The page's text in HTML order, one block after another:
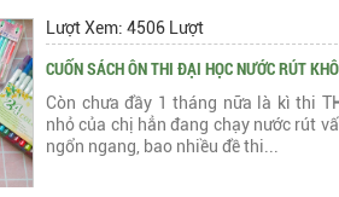
Lượt Xem: 4506 Lượt
CUỐN SÁCH ÔN THI ĐẠI HỌC NƯỚC RÚT
Còn chưa đầy 1 tháng nữa là kì thi
nhỏ của chị hẳn đang chạy nước rút
ngổn ngang, bao nhiều đề thi...